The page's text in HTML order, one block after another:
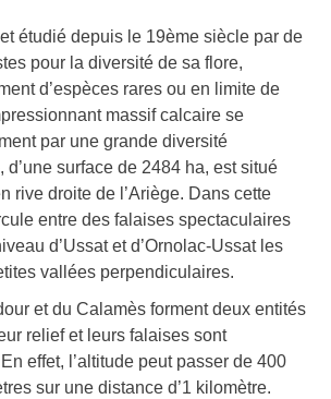
étudié depuis le 19ème siècle par de
pour la diversité de sa flore,
d’espèces rares ou en limite de
massif calcaire se
par une grande diversité
d’une surface de 2484 ha, est situé
rive droite de l’Ariège. Dans cette
entre des falaises spectaculaires
d’Ussat et d’Ornolac-Ussat les
vallées perpendiculaires.
et du Calamès forment deux entités
relief et leurs falaises sont
effet, l’altitude peut passer de 400
sur une distance d’1 kilomètre.